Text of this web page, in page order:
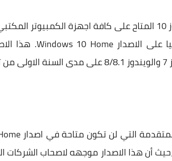
هذا الاصدار سيكون الاصدار الرئيسي لويندوز 10 المتاح على
أن هذا الاصدار موجهه لاصحاب